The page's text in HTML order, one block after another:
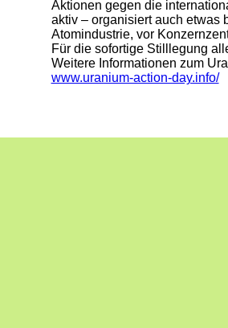
Aktionen gegen die
aktiv – organisiert auch etwas
Atomindustrie, vor
Für die sofortige Stilllegung
Weitere Informationen zum
www.uranium-action-day.info/